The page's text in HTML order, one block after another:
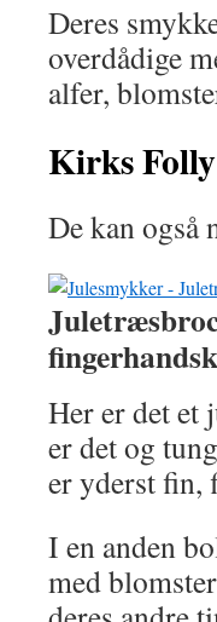
Deres
overdådige
alfer,
Kirks
De kan også
Her er det et
er det og
er yderst fin,
I en anden
med